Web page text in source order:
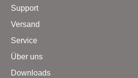
Support
Versand
Service
Über uns
Downloads